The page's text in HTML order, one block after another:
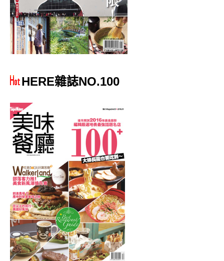
HERE雜誌NO.100